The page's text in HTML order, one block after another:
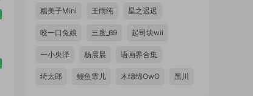
糯美子Mini 王雨纯 星之迟迟
咬一口兔娘 三度_69 起司块wii
一小央泽 杨晨晨 语画界合集
绮太郎 鳗鱼霏儿 木绵绵OwO 黑川